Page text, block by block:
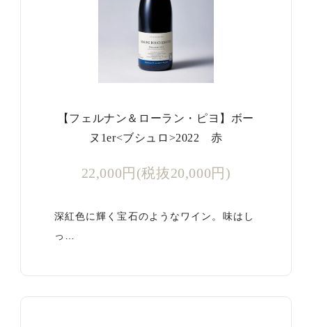
【フェルナン＆ローラン・ピヨ】ボー
ヌ1er<ブシュロ>2022 赤
22,000円(税抜20,000円)
深紅色に輝く宝石のようなワイン。味はし
っ…